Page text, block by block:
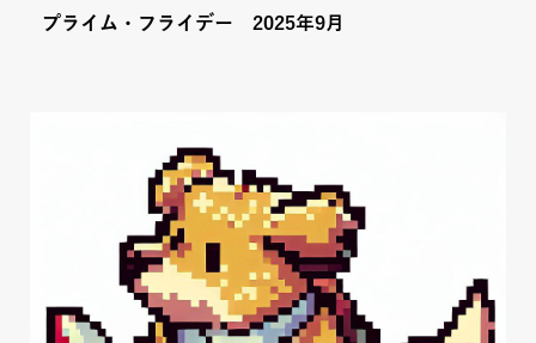
プライム・フライデー 2025年9月